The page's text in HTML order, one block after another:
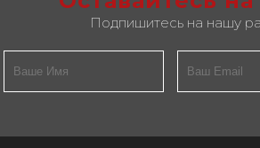
Подпишитесь на нашу